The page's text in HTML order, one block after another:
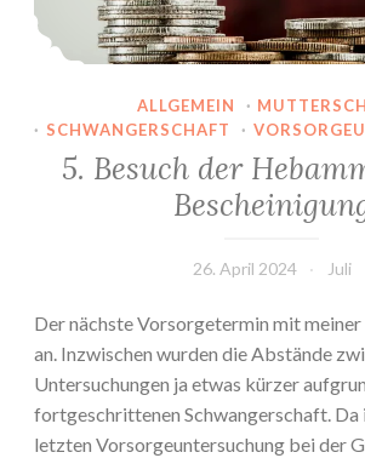
ALLGEMEIN ·
· SCHWANGERSCHAFT ·
5. Besuch der
26. April 2024 Juli
Der nächste Vorsorgetermin mit
an. Inzwischen wurden die Abstände
Untersuchungen ja etwas kürzer
fortgeschrittenen Schwangerschaft. Da
letzten Vorsorgeuntersuchung bei der